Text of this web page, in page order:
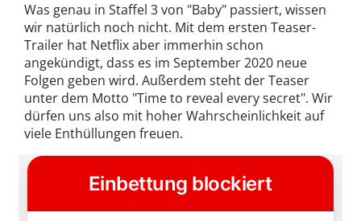
Was genau in Staffel 3 von "Baby" passiert, wissen
wir natürlich noch nicht. Mit dem ersten Teaser-
Trailer hat Netflix aber immerhin schon
angekündigt, dass es im September 2020 neue
Folgen geben wird. Außerdem steht der Teaser
unter dem Motto "Time to reveal every secret". Wir
dürfen uns also mit hoher Wahrscheinlichkeit auf
viele Enthüllungen freuen.